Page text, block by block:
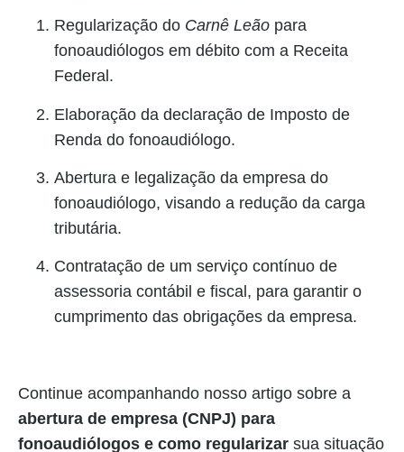
Regularização do Carnê Leão para
fonoaudiólogos em débito com a Receita
Federal.
Elaboração da declaração de Imposto de
Renda do fonoaudiólogo.
Abertura e legalização da empresa do
fonoaudiólogo, visando a redução da carga
tributária.
Contratação de um serviço contínuo de
assessoria contábil e fiscal, para garantir o
cumprimento das obrigações da empresa.
Continue acompanhando nosso artigo sobre a
abertura de empresa (CNPJ) para
fonoaudiólogos e como regularizar sua situação